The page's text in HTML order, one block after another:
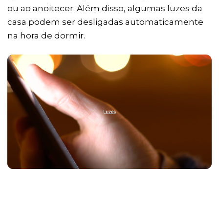
ou ao anoitecer. Além disso, algumas luzes da
casa podem ser desligadas automaticamente
na hora de dormir.